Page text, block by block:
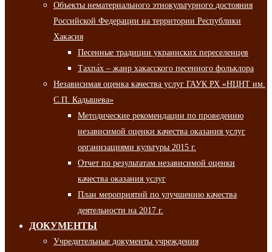
Объекты нематериального этнокультурного достояния
Российской Федерации на территории Республики
Хакасия
Песенные традиции украинских переселенцев
Тахпа́х – жанр хакасского песенного фольклора
Независимая оценка качества услуг ГАУК РХ «НЦНТ им.
С.П. Кадышева»
Методические рекомендации по проведению
независимой оценки качества оказания услуг
организациями культуры 2015 г.
Отчет по результатам независимой оценки
качества оказания услуг
План мероприятий по улучшению качества
деятельности на 2017 г.
ДОКУМЕНТЫ
Учредительные документы учреждения